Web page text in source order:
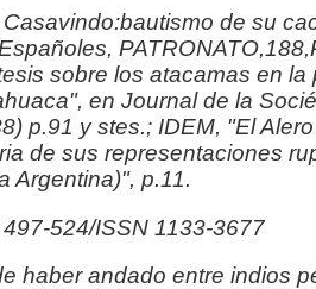
de su
sobre los atacamas en la
en Journal de la
p.91 y stes.; IDEM, "El
de sus representaciones
Argentina)", p.11.
497-524/ISSN 1133-3677
haberandado entre indios